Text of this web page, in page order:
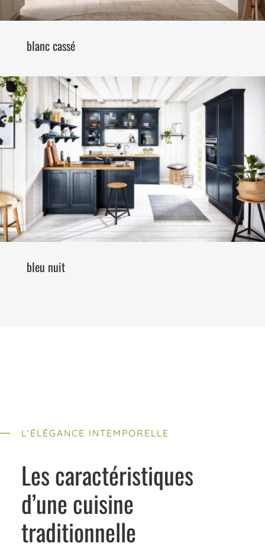
blanc cassé
bleu nuit
L’ÉLÉGANCE INTEMPORELLE
Les caractéristiques
d’une cuisine
traditionnelle